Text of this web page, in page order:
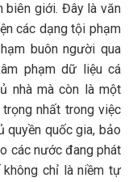
biên giới. Đây là văn
các dạng tội phạm
buôn người qua
phạm dữ liệu cá
nhà mà còn là một
nhất trong việc
quyền quốc gia, bảo
các nước đang phát
chỉ là niềm tự